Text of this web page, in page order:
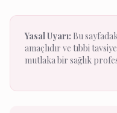
Yasal Uyarı: Bu
amaçlıdır ve tıbbi
mutlaka bir sağlık